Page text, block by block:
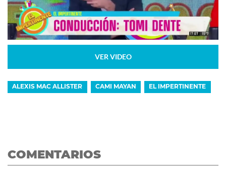
VER VIDEO
ALEXIS MAC ALLISTER CAMI MAYAN EL IMPERTINENTE
COMENTARIOS